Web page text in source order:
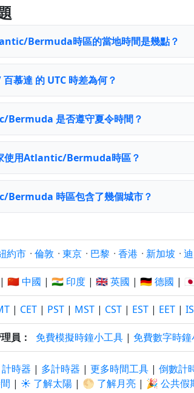
Bermuda時區的當地時間是幾點？
慕達 的 UTC 時差為何？
是否遵守夏令時間？
使用Atlantic/Bermuda時區？
時區包含了幾個城市？
約市 · 倫敦 · 東京 · 巴黎 · 香港 · 新加坡 ·
| 🇨🇳 中國 | 🇮🇳 印度 | 🇬🇧 英國 | 🇩🇪 德國 |
| CET | PST | MST | CST | EST | EET |
員： 免費模擬時鐘小工具 | 免費數字時
計時器 | 多計時器 | 更多時間工具 | 倒數計
| ☀️ 了解太陽 | 🌕 了解月亮 | 🎉 公共假